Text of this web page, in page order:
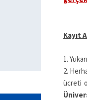
Kayıt
1.
2.
ücreti